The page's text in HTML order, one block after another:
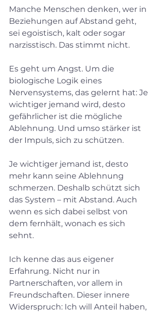
Manche Menschen denken, wer in
Beziehungen auf Abstand geht,
sei egoistisch, kalt oder sogar
narzisstisch. Das stimmt nicht.
Es geht um Angst. Um die
biologische Logik eines
Nervensystems, das gelernt hat: Je
wichtiger jemand wird, desto
gefährlicher ist die mögliche
Ablehnung. Und umso stärker ist
der Impuls, sich zu schützen.
Je wichtiger jemand ist, desto
mehr kann seine Ablehnung
schmerzen. Deshalb schützt sich
das System – mit Abstand. Auch
wenn es sich dabei selbst von
dem fernhält, wonach es sich
sehnt.
Ich kenne das aus eigener
Erfahrung. Nicht nur in
Partnerschaften, vor allem in
Freundschaften. Dieser innere
Widerspruch: Ich will Anteil haben,